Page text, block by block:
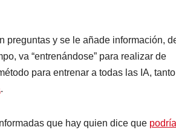
por Inteligencia Artificial GPT-3
175 millones de parámetros, y
relacionadas con el lenguaje